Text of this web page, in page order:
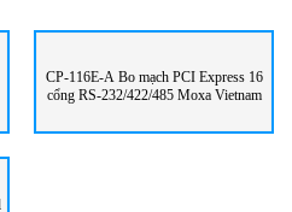
CP-116E-A Bo mạch PCI Express 16
cổng RS-232/422/485 Moxa Vietnam